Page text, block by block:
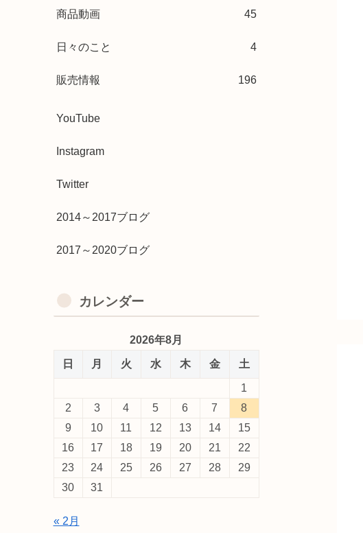
商品動画 45
日々のこと 4
販売情報 196
YouTube
Instagram
Twitter
2014～2017ブログ
2017～2020ブログ
カレンダー
2026年8月
日 月 火 水 木 金 土
1
2
3 4 5 6 7
8
9
10 11 12 13 14
15
16
17 18 19 20 21
22
23
24 25 26 27 28
29
30
31
« 2月